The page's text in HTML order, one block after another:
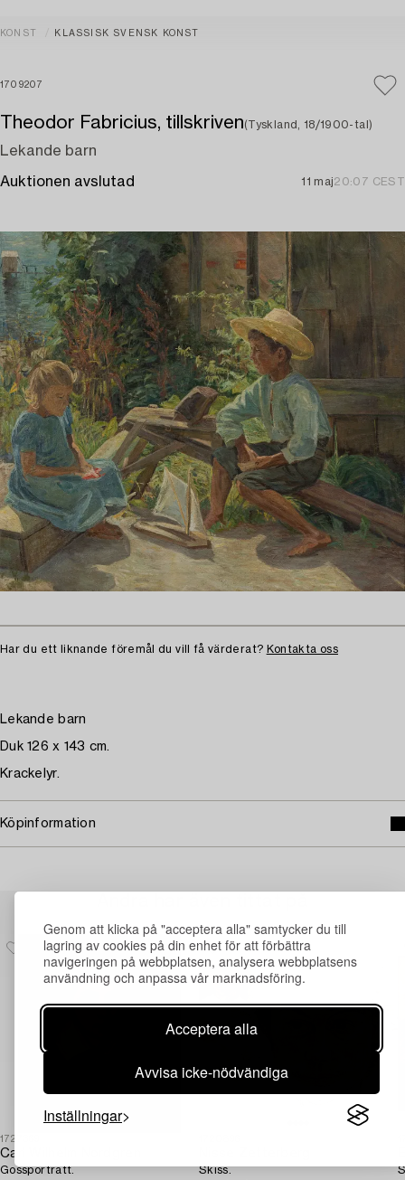
Genom att klicka på "acceptera alla" samtycker du till
lagring av cookies på din enhet för att förbättra
navigeringen på webbplatsen, analysera webbplatsens
användning och anpassa vår marknadsföring.
Acceptera alla
Avvisa icke-nödvändiga
Inställningar
KONST KLASSISK SVENSK KONST
1709207
Theodor Fabricius, tillskriven(Tyskland, 18/1900-tal)
Lekande barn
Auktionen avslutad 11 maj20:07 CEST
Har du ett liknande föremål du vill få värderat? Kontakta oss
Lekande barn
Duk 126 x 143 cm.
Krackelyr.
Köpinformation
1727369
Carl Wilhelm Nordgren
Gossporträtt.
Skiss.